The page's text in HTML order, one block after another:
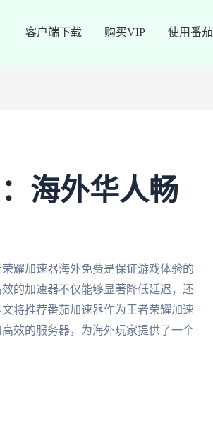
客户端下载 购买VIP 使用番茄
海外华人畅
耀加速器海外免费是保证游戏体验的
的加速器不仅能够显著降低延迟，还
将推荐番茄加速器作为王者荣耀加速
效的服务器，为海外玩家提供了一个